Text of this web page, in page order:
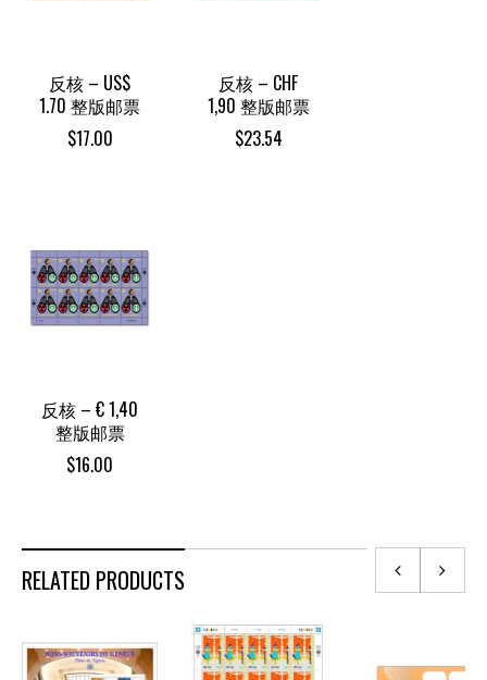
反核 – US$
1.70 整版邮票
$17.00
反核 – CHF
1,90 整版邮票
$23.54
反核 – € 1,40
整版邮票
$16.00
RELATED PRODUCTS